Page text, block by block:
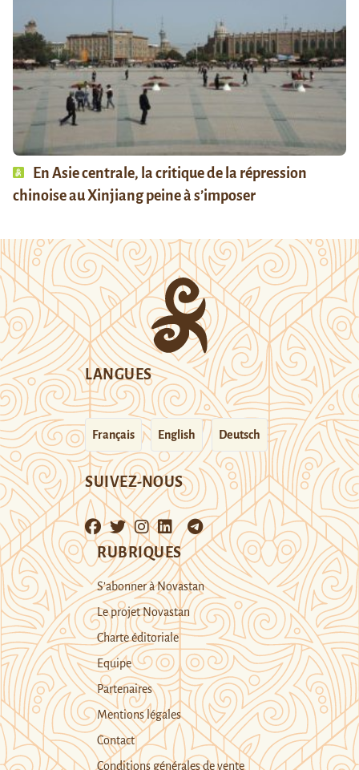
En Asie centrale, la critique de la répression
chinoise au Xinjiang peine à s’imposer
LANGUES
Français English Deutsch
SUIVEZ-NOUS
RUBRIQUES
S’abonner à Novastan
Le projet Novastan
Charte éditoriale
Equipe
Partenaires
Mentions légales
Contact
Conditions générales de vente